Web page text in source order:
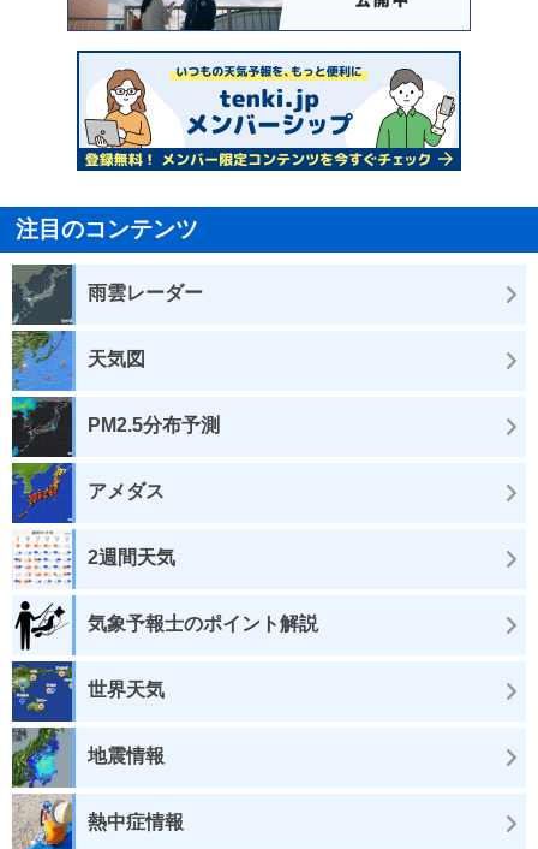
注目のコンテンツ
雨雲レーダー
天気図
PM2.5分布予測
アメダス
2週間天気
気象予報士のポイント解説
世界天気
地震情報
熱中症情報